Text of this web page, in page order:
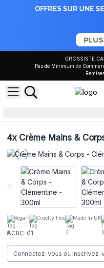
OFFRES SUR UNE
GROSSISTE
Pas de Minimum de
4xCrème Mains &
Vegan Cruelty Free Made In UK
ACBC-01
Connectez-vous ou